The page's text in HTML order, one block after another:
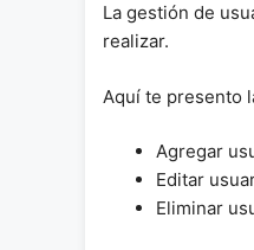
La gestión de
realizar.
Aquí te presento
Agregar
Editar
Eliminar